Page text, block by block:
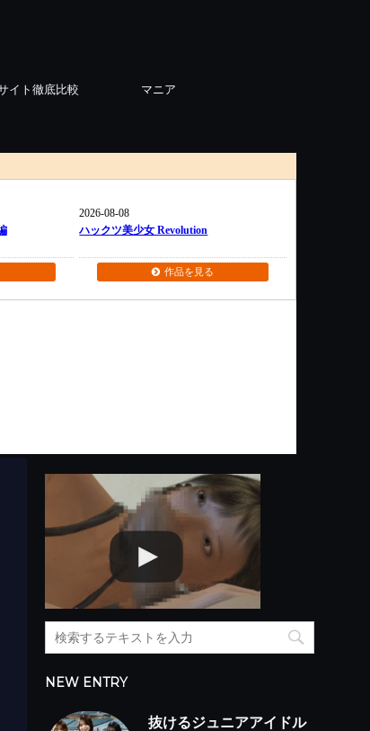
イト徹底比較 マニア
NEW ENTRY
抜けるジュニアアイドル